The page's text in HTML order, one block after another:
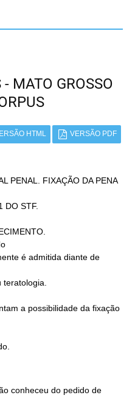
MATO GROSSO
HTML VERSÃO PDF
PENAL. FIXAÇÃO DA PENA
conheceu do pedido de